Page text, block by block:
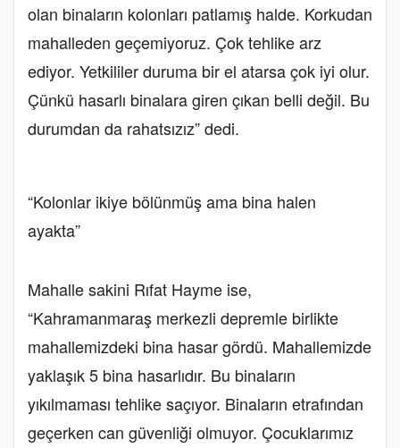
olan binaların kolonları patlamış halde. Korkudan
mahalleden geçemiyoruz. Çok tehlike arz
ediyor. Yetkililer duruma bir el atarsa çok iyi olur.
Çünkü hasarlı binalara giren çıkan belli değil. Bu
durumdan da rahatsızız” dedi.
“Kolonlar ikiye bölünmüş ama bina halen
ayakta”
Mahalle sakini Rıfat Hayme ise,
“Kahramanmaraş merkezli depremle birlikte
mahallemizdeki bina hasar gördü. Mahallemizde
yaklaşık 5 bina hasarlıdır. Bu binaların
yıkılmaması tehlike saçıyor. Binaların etrafından
geçerken can güvenliği olmuyor. Çocuklarımız